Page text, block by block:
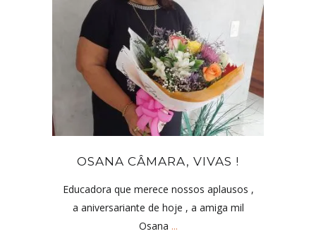
OSANA CÂMARA, VIVAS !
Educadora que merece nossos aplausos ,
a aniversariante de hoje , a amiga mil
Osana ...